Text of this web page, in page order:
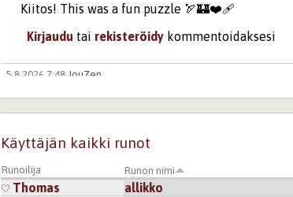
Kiitos! This was a fun puzzle 🏹🏰❤️‍🩹
Kirjaudu tai rekisteröidy kommentoidaksesi
5.8.2026 7:48 JouZen
Wicked : )
Kirjaudutairekisteröidykommentoidaksesi
Taitavaa :)
Käyttäjän kaikki runot
Runoilija Runon nimi
Thomas allikko